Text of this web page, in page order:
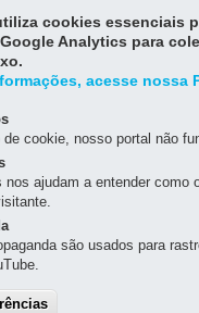
Loureiro de Campos, s/n -
cookies essenciais
Analytics para
acesse nossa
cookie, nosso portal não
nos ajudam a entender
são usados para